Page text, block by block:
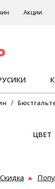
Акции
ЦВЕТ
Скидка